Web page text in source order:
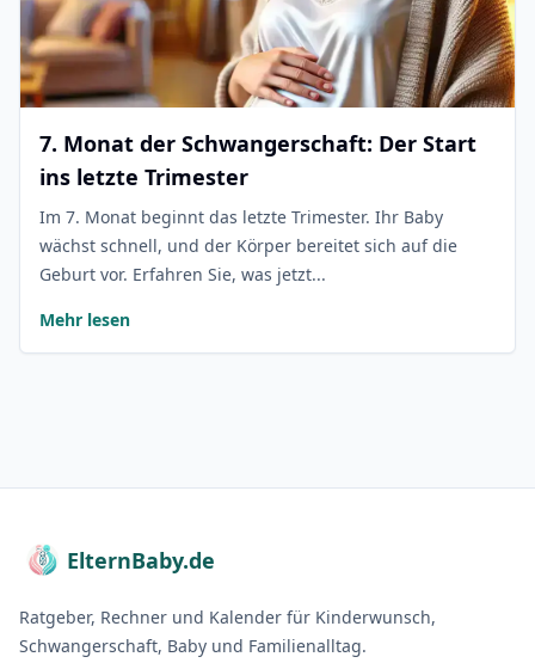
7. Monat der Schwangerschaft: Der Start
ins letzte Trimester
Im 7. Monat beginnt das letzte Trimester. Ihr Baby
wächst schnell, und der Körper bereitet sich auf die
Geburt vor. Erfahren Sie, was jetzt...
Mehr lesen
ElternBaby.de
Ratgeber, Rechner und Kalender für Kinderwunsch,
Schwangerschaft, Baby und Familienalltag.